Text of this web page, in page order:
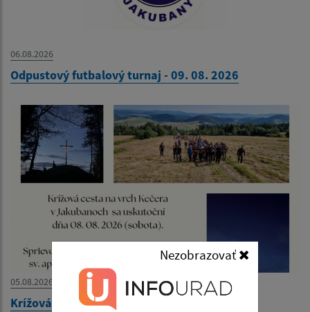
Nezobrazovať
06.08.2026
Odpustový futbalový turnaj - 09. 08. 2026
05.08.2026
Krížová cesta na vrch Kečera - 08. 08. 2026